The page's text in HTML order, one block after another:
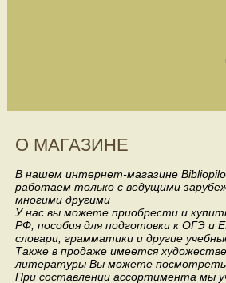
О МАГАЗИНЕ
В нашем интернет-магазине
работаем только с ведущими
многими другими
У нас вы можете приобрести и
РФ; пособия для подготовки к ОГЭ и
словари, грамматики и другие
Также в продаже имеется
литературы Вы можете посмотреть
При составлении ассортимента мы